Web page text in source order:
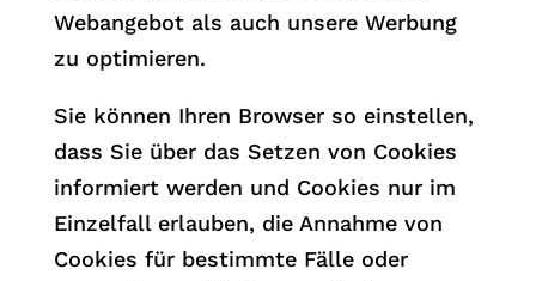
Webangebot als auch unsere Werbung
zu optimieren.
Sie können Ihren Browser so einstellen,
dass Sie über das Setzen von Cookies
informiert werden und Cookies nur im
Einzelfall erlauben, die Annahme von
Cookies für bestimmte Fälle oder